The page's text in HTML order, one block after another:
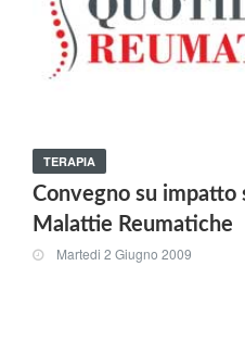
TERAPIA
Convegno su impatto
Malattie Reumatiche
Martedi 2 Giugno 2009